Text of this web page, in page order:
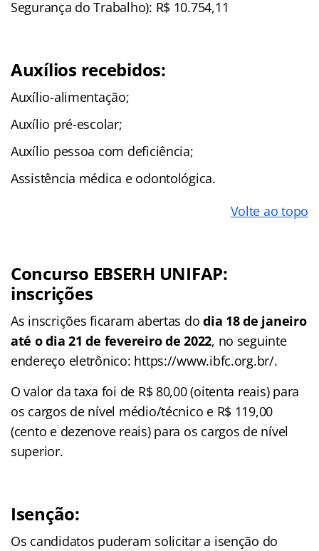
Segurança do Trabalho): R$ 10.754,11
Auxílios recebidos:
Auxílio-alimentação;
Auxílio pré-escolar;
Auxílio pessoa com deficiência;
Assistência médica e odontológica.
Volte ao topo
Concurso EBSERH UNIFAP:
inscrições
As inscrições ficaram abertas dodia 18 de janeiro
até o dia 21 de fevereiro de 2022, no seguinte
endereço eletrônico: https://www.ibfc.org.br/.
O valor da taxa foi de R$ 80,00 (oitenta reais) para
os cargos de nível médio/técnico e R$ 119,00
(cento e dezenove reais) para os cargos de nível
superior.
Isenção:
Os candidatos puderam solicitar a isenção do